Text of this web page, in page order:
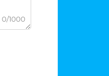
0/1000